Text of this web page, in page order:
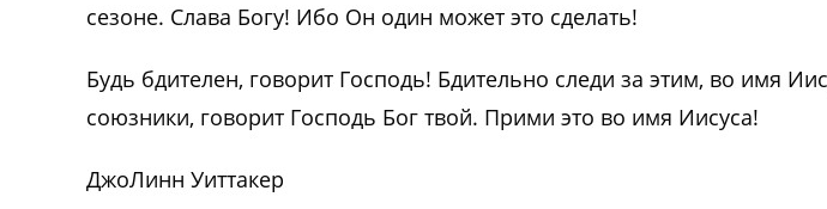
сезоне. Слава Богу! Ибо Он один может это сделать!
Будь бдителен, говорит Господь! Бдительно следи за этим, во имя
союзники, говорит Господь Бог твой. Прими это во имя Иисуса!
ДжоЛинн Уиттакер